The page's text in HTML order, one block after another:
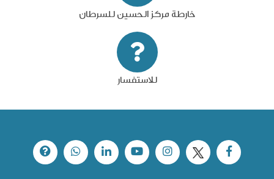
خارطة مركز الحسين للسرطان
للاستفسار